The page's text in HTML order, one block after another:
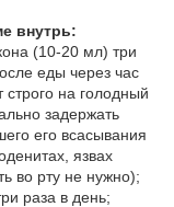
внутрь:
(10-20 мл) три
еды через час
на голодный
задержать
его всасывания
язвах
во рту не нужно);
раза в день;